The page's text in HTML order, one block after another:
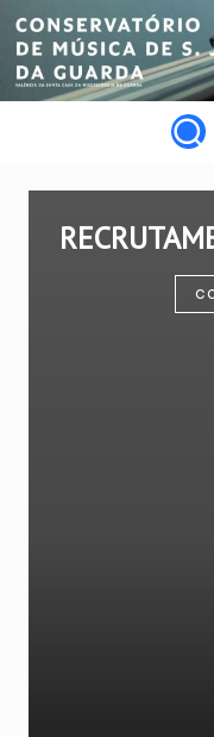
Skip
content